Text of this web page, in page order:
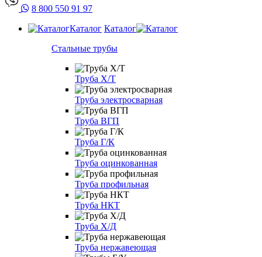
8 800 550 91 97
Каталог Каталог
Стальные трубы
Труба Х/Т
Труба электросварная
Труба ВГП
Труба Г/К
Труба оцинкованная
Труба профильная
Труба НКТ
Труба Х/Д
Труба нержавеющая